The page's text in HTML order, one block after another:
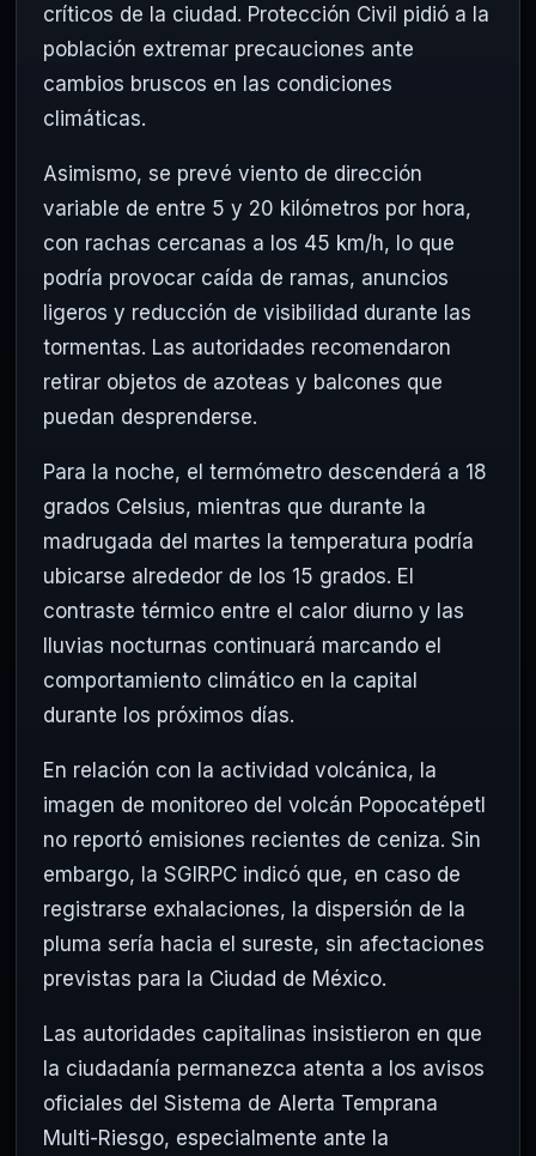
críticos de la ciudad. Protección Civil pidió a la
población extremar precauciones ante
cambios bruscos en las condiciones
climáticas.
Asimismo, se prevé viento de dirección
variable de entre 5 y 20 kilómetros por hora,
con rachas cercanas a los 45 km/h, lo que
podría provocar caída de ramas, anuncios
ligeros y reducción de visibilidad durante las
tormentas. Las autoridades recomendaron
retirar objetos de azoteas y balcones que
puedan desprenderse.
Para la noche, el termómetro descenderá a 18
grados Celsius, mientras que durante la
madrugada del martes la temperatura podría
ubicarse alrededor de los 15 grados. El
contraste térmico entre el calor diurno y las
lluvias nocturnas continuará marcando el
comportamiento climático en la capital
durante los próximos días.
En relación con la actividad volcánica, la
imagen de monitoreo del volcán Popocatépetl
no reportó emisiones recientes de ceniza. Sin
embargo, la SGIRPC indicó que, en caso de
registrarse exhalaciones, la dispersión de la
pluma sería hacia el sureste, sin afectaciones
previstas para la Ciudad de México.
Las autoridades capitalinas insistieron en que
la ciudadanía permanezca atenta a los avisos
oficiales del Sistema de Alerta Temprana
Multi-Riesgo, especialmente ante la